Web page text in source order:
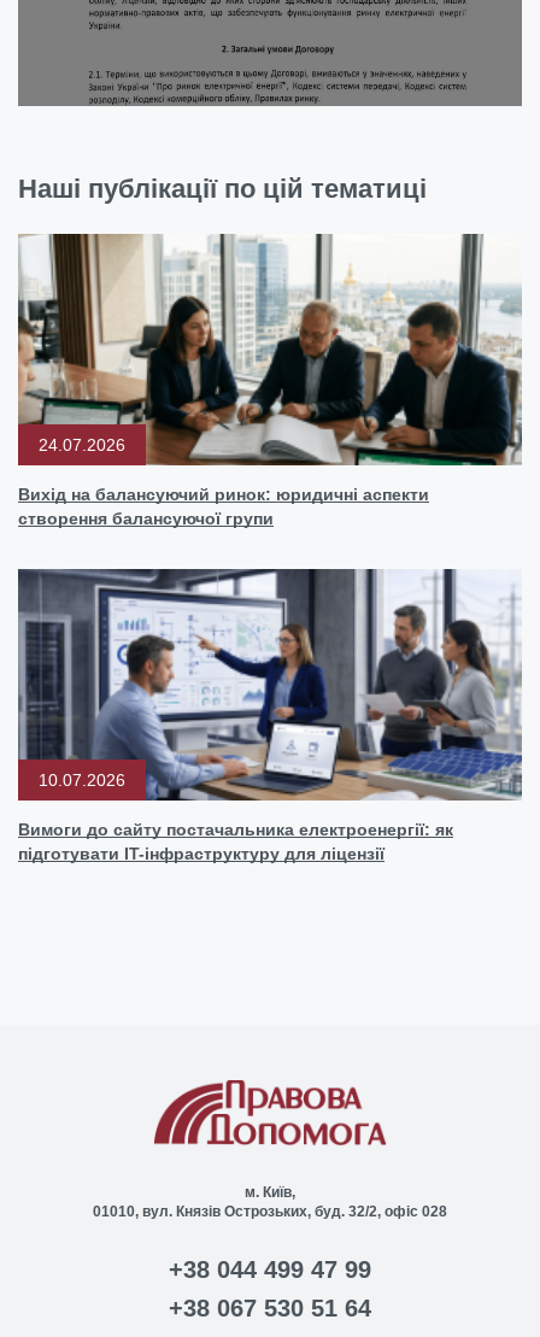
Наші публікації по цій тематиці
24.07.2026
Вихід на балансуючий ринок: юридичні аспекти
створення балансуючої групи
10.07.2026
Вимоги до сайту постачальника електроенергії: як
підготувати IT-інфраструктуру для ліцензії
м. Київ,
01010, вул. Князів Острозьких, буд. 32/2, офіс 028
+38 044 499 47 99
+38 067 530 51 64